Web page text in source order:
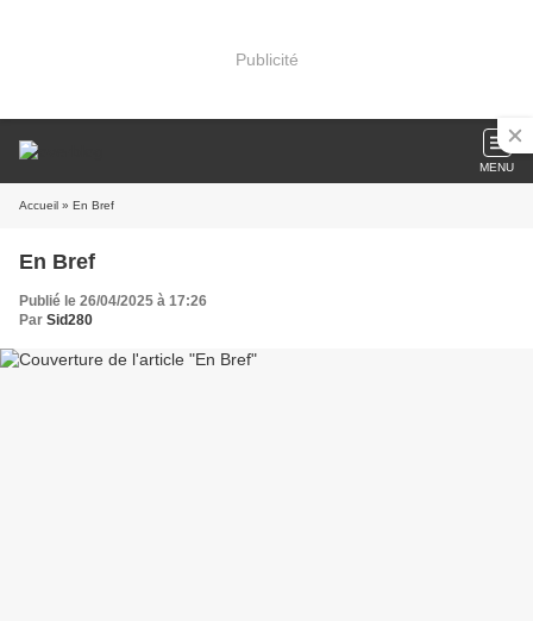
Publicité
MENU
Accueil » En Bref
En Bref
Publié le 26/04/2025 à 17:26
Par Sid280